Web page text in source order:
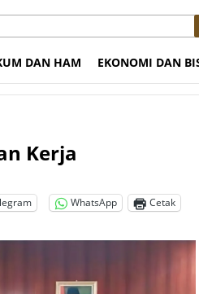
DAN HAM EKONOMI DAN
Kerja
WhatsApp Cetak